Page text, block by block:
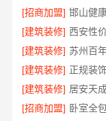
[招商加盟]
[建筑装修]
[建筑装修]
[建筑装修]
[建筑装修]
[招商加盟]